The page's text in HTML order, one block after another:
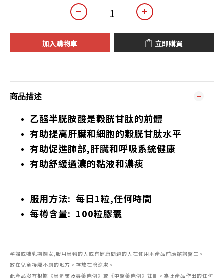
加入購物車 立即購買
商品描述
乙醯半胱胺酸是穀胱甘肽的前體
有助提高肝臟和細胞的穀胱甘肽水平
有助促進肺部,肝臟和呼吸系統健康
有助舒緩過濃的黏液和濃痰
服用方法: 每日1粒,任何時間
每樽含量: 100粒膠囊
孕婦或哺乳期婦女,服用藥物的人或有健康問題的人在使用本產品前應諮詢醫生。
放在兒童接觸不到的地方。存放在陰涼處。
此產品沒有根據《藥劑業及毒藥條例》或《中醫藥條例》註冊。為此產品作出的任何